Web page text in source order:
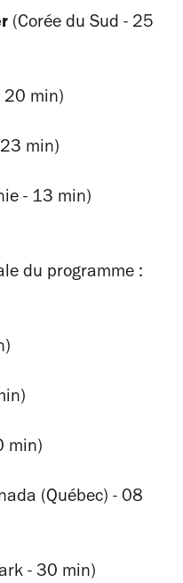
(Corée du Sud - 25
20 min)
min)
- 13 min)
du programme :
min)
(Québec) - 08
- 30 min)